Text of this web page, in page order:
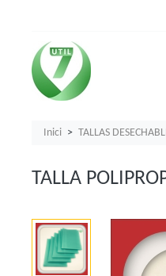
Inici TALLAS
TALLA